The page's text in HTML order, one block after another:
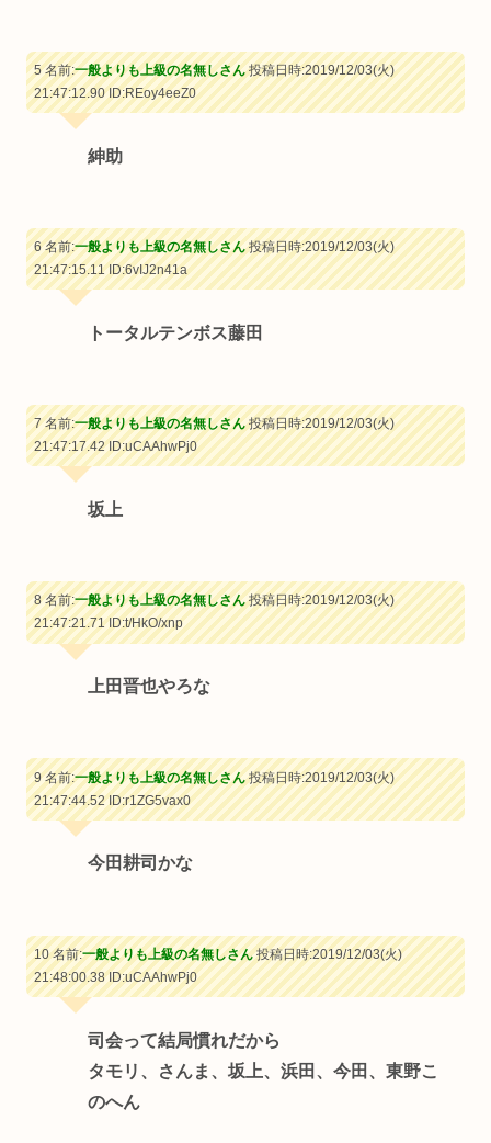
5 名前:一般よりも上級の名無しさん投稿日時:2019/12/03(火)
21:47:12.90ID:REoy4eeZ0
紳助
6 名前:一般よりも上級の名無しさん投稿日時:2019/12/03(火)
21:47:15.11ID:6vIJ2n41a
トータルテンボス藤田
7 名前:一般よりも上級の名無しさん投稿日時:2019/12/03(火)
21:47:17.42ID:uCAAhwPj0
坂上
8 名前:一般よりも上級の名無しさん投稿日時:2019/12/03(火)
21:47:21.71ID:t/HkO/xnp
上田晋也やろな
9 名前:一般よりも上級の名無しさん投稿日時:2019/12/03(火)
21:47:44.52ID:r1ZG5vax0
今田耕司かな
10 名前:一般よりも上級の名無しさん投稿日時:2019/12/03(火)
21:48:00.38ID:uCAAhwPj0
司会って結局慣れだから
タモリ、さんま、坂上、浜田、今田、東野こ
のへん